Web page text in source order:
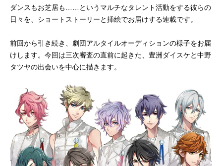
ダンスもお芝居も……というマルチなタレント活動をする彼らの
日々を、ショートストーリーと挿絵でお届けする連載です。
前回から引き続き、劇団アルタイルオーディションの様子をお届
けします。今回は三次審査の直前に起きた、豊洲ダイスケと中野
タツヤの出会いを中心に描きます。